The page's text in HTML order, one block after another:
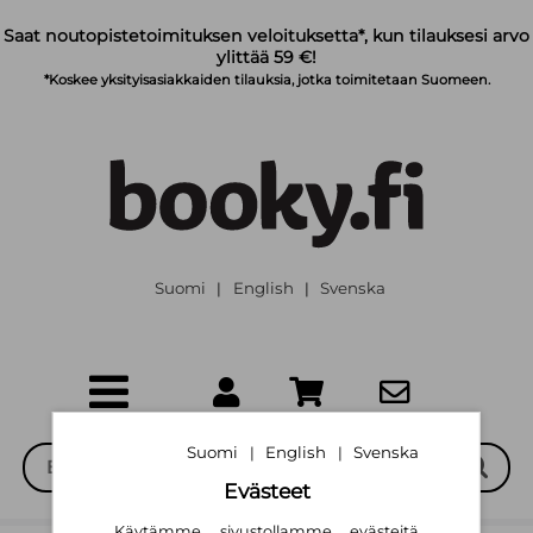
Saat noutopistetoimituksen veloituksetta*, kun tilauksesi arvo
ylittää 59 €!
*Koskee yksityisasiakkaiden tilauksia, jotka toimitetaan Suomeen.
Suomi | English | Svenska
Suomi | English | Svenska
Evästeet